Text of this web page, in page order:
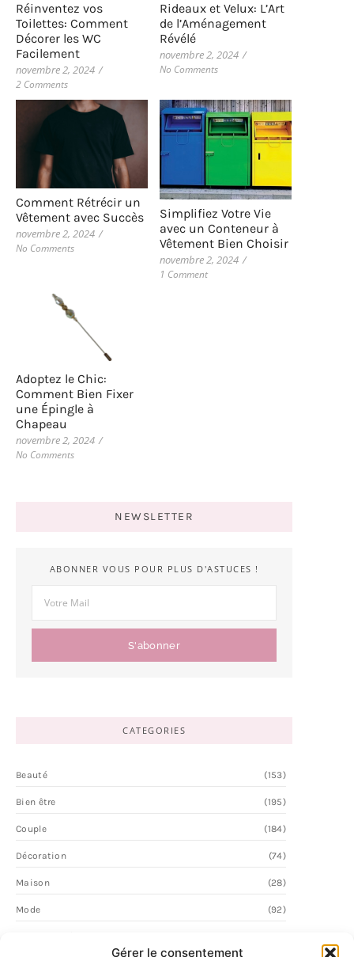
Gérer le consentement
Réinventez vos
Toilettes: Comment
Décorer les WC
Facilement
novembre 2, 2024 /
2 Comments
Rideaux et Velux: L’Art
de l’Aménagement
Révélé
novembre 2, 2024 /
No Comments
Comment Rétrécir un
Vêtement avec Succès
novembre 2, 2024 /
No Comments
Simplifiez Votre Vie
avec un Conteneur à
Vêtement Bien Choisir
novembre 2, 2024 /
1 Comment
Adoptez le Chic:
Comment Bien Fixer
une Épingle à
Chapeau
novembre 2, 2024 /
No Comments
NEWSLETTER
ABONNER VOUS POUR PLUS D'ASTUCES !
S'abonner
CATEGORIES
Beauté (153)
Bien être (195)
Couple (184)
Décoration (74)
Maison (28)
Mode (92)